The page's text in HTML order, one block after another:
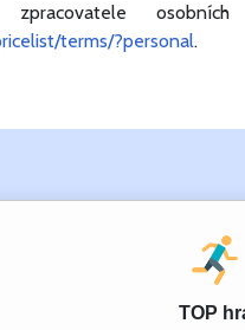
zpracovatele
terms/?personal.
TOP